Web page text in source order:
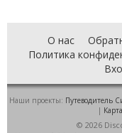
О нас
Политика
Наши проекты: Путеводитель
|
© 2026